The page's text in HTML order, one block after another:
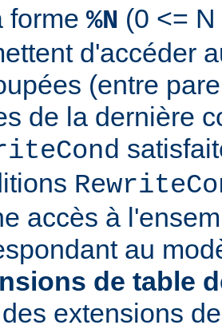
forme %N (0 <=
d'accéder
(entre
de la dernière
accès à
au
de table
extensions